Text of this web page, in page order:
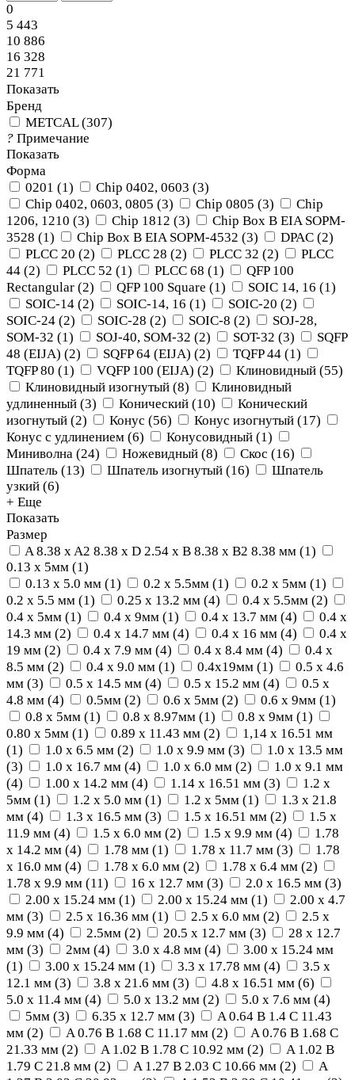
0
5 443
10 886
16 328
21 771
Показать
Бренд
METCAL(307)
? Примечание
Показать
Форма
0201 (1) Chip 0402, 0603 (3)
Chip 0402, 0603, 0805 (3) Chip 0805 (3)
Chip
1206, 1210 (3) Chip 1812 (3)
Chip Box B EIA SOPM-
3528 (1) Chip Box B EIA SOPM-4532 (3) DPAC (2)
PLCC 20 (2) PLCC 28 (2) PLCC 32 (2)
PLCC
44 (2) PLCC 52 (1) PLCC 68 (1)
QFP 100
Rectangular (2) QFP 100 Square (1) SOIC 14, 16 (1)
SOIC-14 (2) SOIC-14, 16 (1) SOIC-20 (2)
SOIC-24 (2) SOIC-28 (2) SOIC-8 (2)
SOJ-28,
SOM-32 (1) SOJ-40, SOM-32 (2) SOT-32 (3)
SQFP
48 (EIJA) (2) SQFP 64 (EIJA) (2) TQFP 44 (1)
TQFP 80 (1) VQFP 100 (EIJA) (2) Клиновидный (55)
Клиновидный изогнутый (8)
Клиновидный
удлиненный (3) Конический (10)
Конический
изогнутый (2) Конус (56) Конус изогнутый (17)
Конус с удлинением (6) Конусовидный (1)
Миниволна (24) Ножевидный (8) Скос (16)
Шпатель (13) Шпатель изогнутый (16)
Шпатель
узкий (6)
+ Еще
Показать
Размер
A 8.38 x A2 8.38 x D 2.54 x B 8.38 x B2 8.38 мм (1)
0.13 x 5мм (1)
0.13 х 5.0 мм (1) 0.2 x 5.5мм (1) 0.2 x 5мм (1)
0.2 х 5.5 мм (1) 0.25 х 13.2 мм (4) 0.4 x 5.5мм (2)
0.4 x 5мм (1) 0.4 x 9мм (1) 0.4 х 13.7 мм (4)
0.4 х
14.3 мм (2) 0.4 х 14.7 мм (4) 0.4 х 16 мм (4)
0.4 х
19 мм (2) 0.4 х 7.9 мм (4) 0.4 х 8.4 мм (4)
0.4 х
8.5 мм (2) 0.4 х 9.0 мм (1) 0.4х19мм (1)
0.5 x 4.6
мм (3) 0.5 х 14.5 мм (4) 0.5 х 15.2 мм (4)
0.5 х
4.8 мм (4) 0.5мм (2) 0.6 x 5мм (2) 0.6 x 9мм (1)
0.8 x 5мм (1) 0.8 x 8.97мм (1) 0.8 x 9мм (1)
0.80 x 5мм (1) 0.89 x 11.43 мм (2)
1,14 x 16.51 мм
(1) 1.0 х 6.5 мм (2) 1.0 х 9.9 мм (3)
1.0 х 13.5 мм
(3) 1.0 х 16.7 мм (4) 1.0 х 6.0 мм (2)
1.0 х 9.1 мм
(4) 1.00 х 14.2 мм (4) 1.14 x 16.51 мм (3)
1.2 x
5мм (1) 1.2 х 5.0 мм (1) 1.2 х 5мм (1)
1.3 х 21.8
мм (4) 1.3 х 16.5 мм (3) 1.5 x 16.51 мм (2)
1.5 х
11.9 мм (4) 1.5 х 6.0 мм (2) 1.5 х 9.9 мм (4)
1.78
х 14.2 мм (4) 1.78 мм (1) 1.78 х 11.7 мм (3)
1.78
х 16.0 мм (4) 1.78 х 6.0 мм (2) 1.78 х 6.4 мм (2)
1.78 х 9.9 мм (11) 16 х 12.7 мм (3) 2.0 х 16.5 мм (3)
2.00 x 15.24 мм (1) 2.00 x 15.24 мм (1)
2.00 х 4.7
мм (3) 2.5 x 16.36 мм (1) 2.5 х 6.0 мм (2)
2.5 х
9.9 мм (4) 2.5мм (2) 20.5 х 12.7 мм (3)
28 х 12.7
мм (3) 2мм (4) 3.0 х 4.8 мм (4)
3.00 x 15.24 мм
(1) 3.00 x 15.24 мм (1) 3.3 x 17.78 мм (4)
3.5 х
12.1 мм (3) 3.8 х 21.6 мм (3) 4.8 х 16.51 мм (6)
5.0 х 11.4 мм (4) 5.0 х 13.2 мм (2) 5.0 х 7.6 мм (4)
5мм (3) 6.35 х 12.7 мм (3)
A 0.64 B 1.4 C 11.43
мм (2) A 0.76 B 1.68 C 11.17 мм (2)
A 0.76 B 1.68 C
21.33 мм (2) A 1.02 B 1.78 C 10.92 мм (2)
A 1.02 B
1.79 C 21.8 мм (2) A 1.27 B 2.03 C 10.66 мм (2)
A